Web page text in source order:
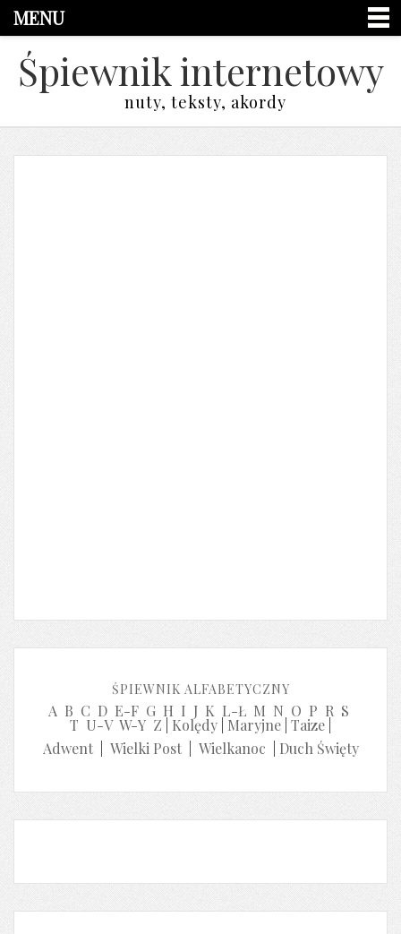
MENU
Śpiewnik internetowy
nuty, teksty, akordy
ŚPIEWNIK ALFABETYCZNY
A B C D E-F G H I J K L-Ł M N O P R S
T U-V W-Y Z Kolędy Maryjne Taize
Adwent| Wielki Post| Wielkanoc Duch Święty